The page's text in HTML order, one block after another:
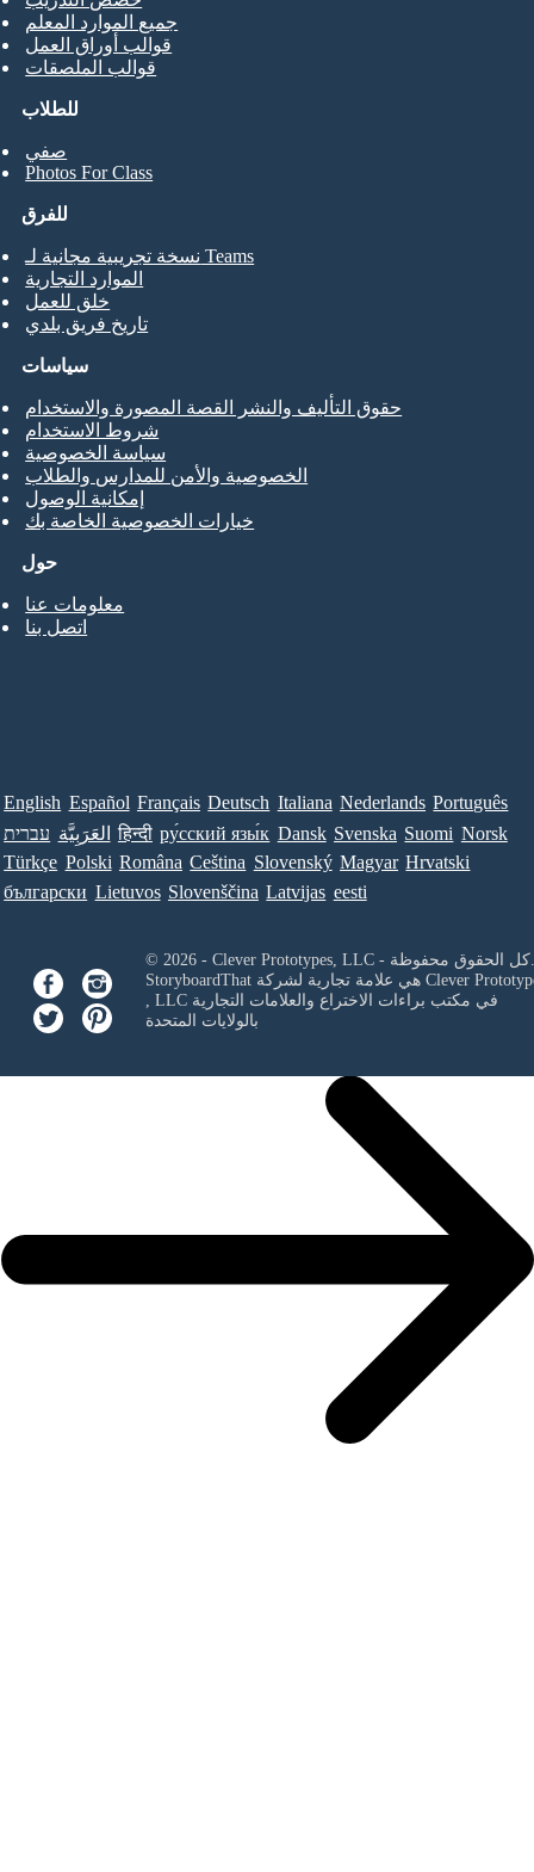
للطلاب
صفي
Photos For Class
جميع الموارد المعلم
قوالب أوراق العمل
قوالب الملصقات
للفرق
نسخة تجريبية مجانية لـ Teams
الموارد التجارية
خلق للعمل
تاريخ فريق بلدي
حول
معلومات عنا
اتصل بنا
سياسات
حقوق التأليف والنشر القصة المصورة والاستخدام
شروط الاستخدام
سياسة الخصوصية
الخصوصية والأمن للمدارس والطلاب
إمكانية الوصول
خيارات الخصوصية الخاصة بك
English Español Français Deutsch Italiana Nederlands Português
עברית العَرَبِيَّة हिन्दी ру́сский язы́к Dansk Svenska Suomi Norsk
Türkçe Polski Româna Ceština Slovenský Magyar Hrvatski
български Lietuvos Slovenščina Latvijas eesti
© 2026 - Clever Prototypes, LLC - كل الحقوق محفوظة.
StoryboardThat هي علامة تجارية لشركة Clever
, LLCفي مكتب براءات الاختراع والعلامات التجارية
بالولايات المتحدة